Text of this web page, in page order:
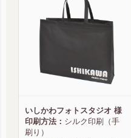
いしかわフォトスタジオ 様
印刷方法： シルク印刷（手
刷り）